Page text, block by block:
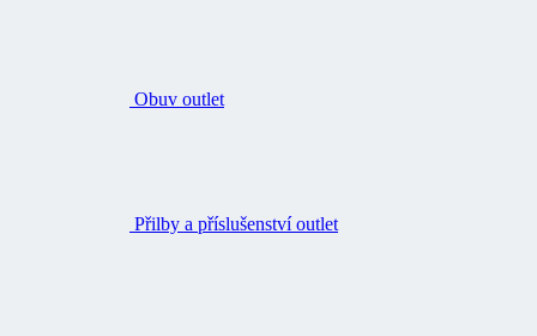
Obuv outlet
Přilby a příslušenství outlet